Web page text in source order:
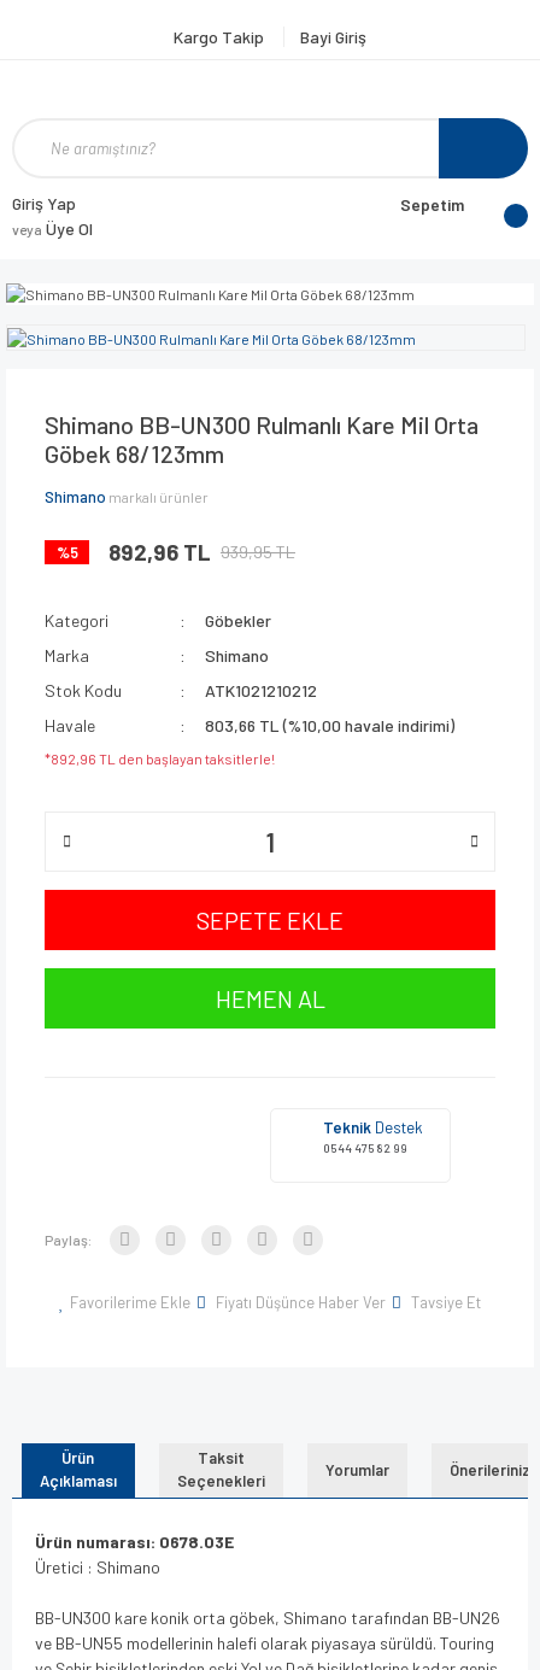
Kargo Takip Bayi Giriş
Giriş Yap
veya Üye Ol
Sepetim
Shimano BB-UN300 Rulmanlı Kare Mil Orta
Göbek 68/123mm
Shimano markalı ürünler
%5 892,96 TL 939,95 TL
Kategori
Göbekler
Marka
Shimano
Stok Kodu
ATK1021210212
Havale
803,66 TL (%10,00 havale indirimi)
*892,96 TL den başlayan taksitlerle!
SEPETE EKLE
HEMEN AL
Teknik Destek
0544 475 82 99
Paylaş:
Favorilerime Ekle Fiyatı Düşünce Haber Ver Tavsiye Et
Ürün
Açıklaması
Taksit
Seçenekleri
Yorumlar Önerileriniz
Ürün numarası: 0678.03E
Üretici : Shimano
BB-UN300 kare konik orta göbek, Shimano tarafından BB-UN26
ve BB-UN55 modellerinin halefi olarak piyasaya sürüldü. Touring